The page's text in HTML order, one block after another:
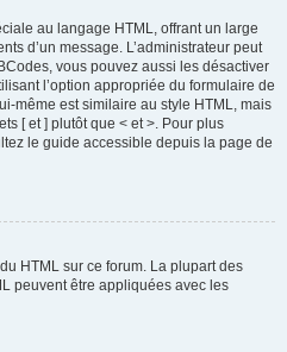
au langage HTML, offrant un large
d’un message. L’administrateur peut
vous pouvez aussi les désactiver
l’option appropriée du formulaire de
même est similaire au style HTML, mais
[ et ] plutôt que < et >. Pour plus
le guide accessible depuis la page de
HTML sur ce forum. La plupart des
peuvent être appliquées avec les